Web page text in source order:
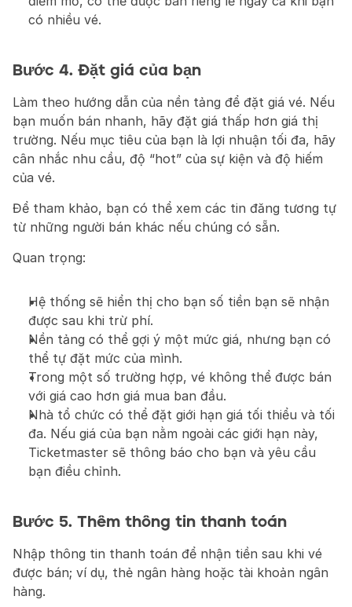
có nhiều vé.
Bước 4. Đặt giá của bạn
Làm theo hướng dẫn của nền tảng để đặt giá vé. Nếu
bạn muốn bán nhanh, hãy đặt giá thấp hơn giá thị
trường. Nếu mục tiêu của bạn là lợi nhuận tối đa, hãy
cân nhắc nhu cầu, độ “hot” của sự kiện và độ hiếm
của vé.
Để tham khảo, bạn có thể xem các tin đăng tương tự
từ những người bán khác nếu chúng có sẵn.
Quan trọng:
Hệ thống sẽ hiển thị cho bạn số tiền bạn sẽ nhận
được sau khi trừ phí.
Nền tảng có thể gợi ý một mức giá, nhưng bạn có
thể tự đặt mức của mình.
Trong một số trường hợp, vé không thể được bán
với giá cao hơn giá mua ban đầu.
Nhà tổ chức có thể đặt giới hạn giá tối thiểu và tối
đa. Nếu giá của bạn nằm ngoài các giới hạn này,
Ticketmaster sẽ thông báo cho bạn và yêu cầu
bạn điều chỉnh.
Bước 5. Thêm thông tin thanh toán
Nhập thông tin thanh toán để nhận tiền sau khi vé
được bán; ví dụ, thẻ ngân hàng hoặc tài khoản ngân
hàng.